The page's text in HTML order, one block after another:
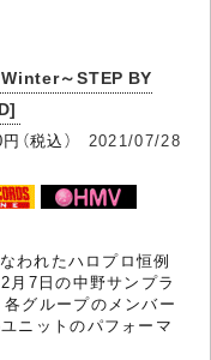
～STEP BY
（税込） 2021/07/28
われたハロプロ恒例
月7日の中野サンプラ
グループのメンバー
ニットのパフォーマ